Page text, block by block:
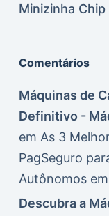
Minizinha Chip
Comentários
Máquinas de
Definitivo -
em As 3
PagSeguro
Autônomos
Descubra a